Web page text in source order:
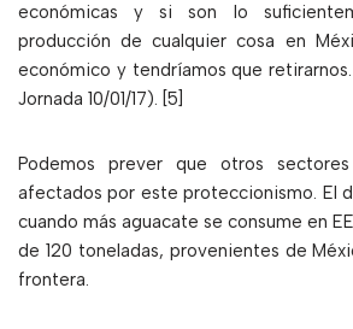
económicas y si son lo
producción de cualquier cosa en
económico y tendríamos que
Jornada 10/01/17). [5]
Podemos prever que otros
afectados por este proteccionismo. El
cuando más aguacate se consume en
de 120 toneladas, provenientes de
frontera.